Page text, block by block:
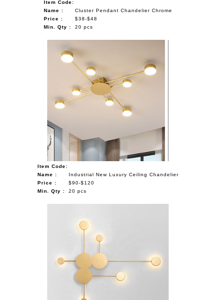
Item Code:
Name :
Cluster Pendant Chandelier Chrome
Price :
$38-$48
Min. Qty :
20 pcs
Item Code:
Name :
Industrial New Luxury Ceiling Chandelier
Price :
$90-$120
Min. Qty :
20 pcs